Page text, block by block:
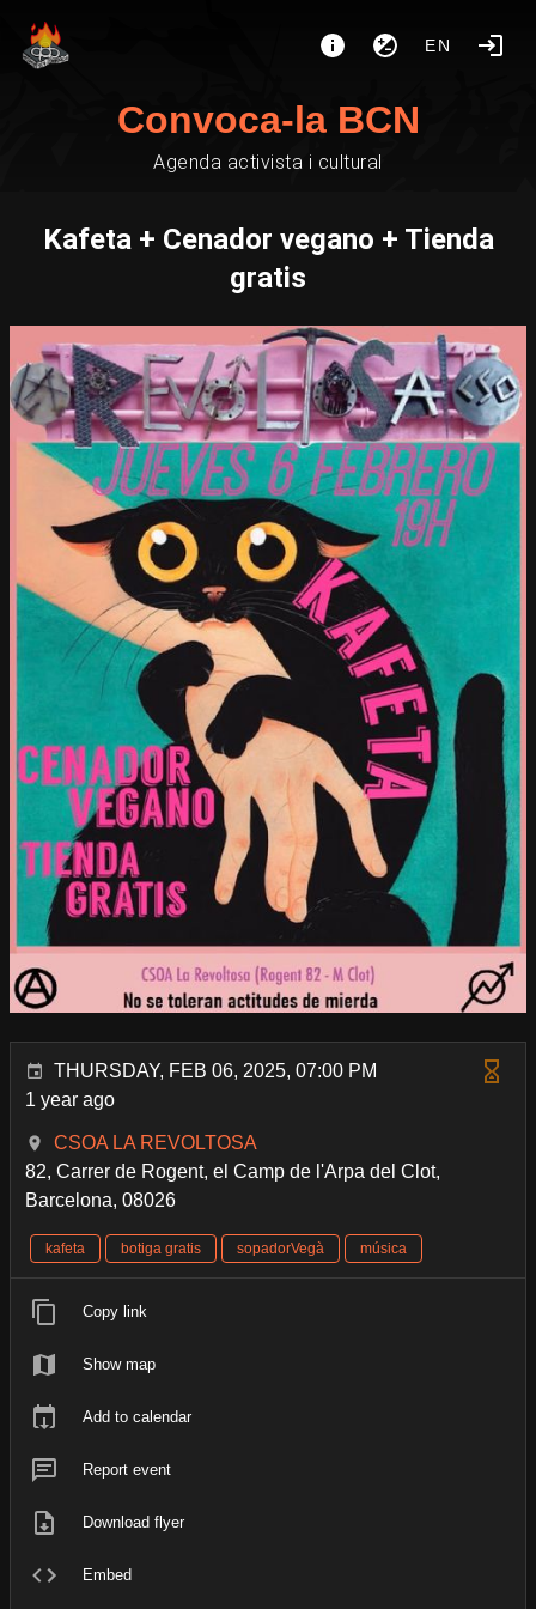
EN
Convoca-la BCN
Agenda activista i cultural
Kafeta + Cenador vegano + Tienda
gratis
THURSDAY, FEB 06, 2025, 07:00 PM
1 year ago
CSOA LA REVOLTOSA
82, Carrer de Rogent, el Camp de l'Arpa del Clot,
Barcelona, 08026
kafeta botiga gratis sopadorVegà música
Copy link
Show map
Add to calendar
Report event
Download flyer
Embed